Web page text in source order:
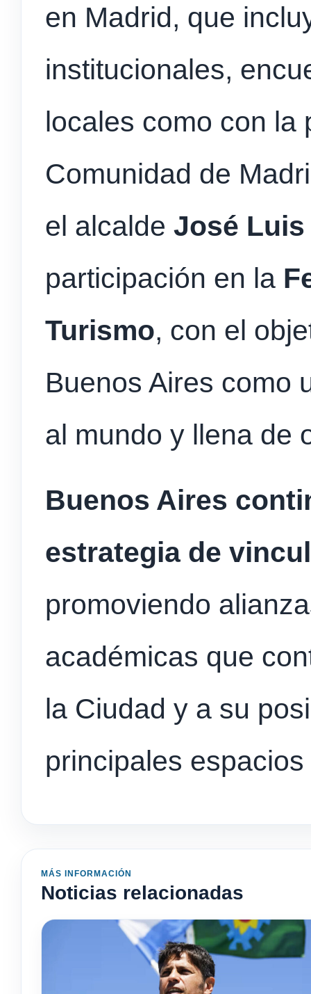
en Madrid, que
institucionales,
locales como con la
Comunidad de
el alcalde José
participación en la
Turismo, con el
Buenos Aires como
al mundo y llena de
Buenos Aires
estrategia de
promoviendo
académicas que
la Ciudad y a su
principales
MÁS INFORMACIÓN
Noticias relacionadas